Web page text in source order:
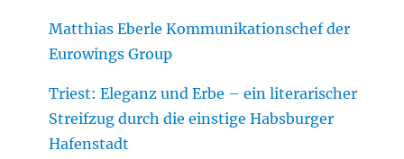
Matthias Eberle Kommunikationschef der
Eurowings Group
Triest: Eleganz und Erbe – ein literarischer
Streifzug durch die einstige Habsburger
Hafenstadt